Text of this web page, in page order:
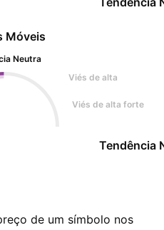
Móveis
Neutra
Viés de alta
Viés de alta forte
Tendência
de um símbolo nos